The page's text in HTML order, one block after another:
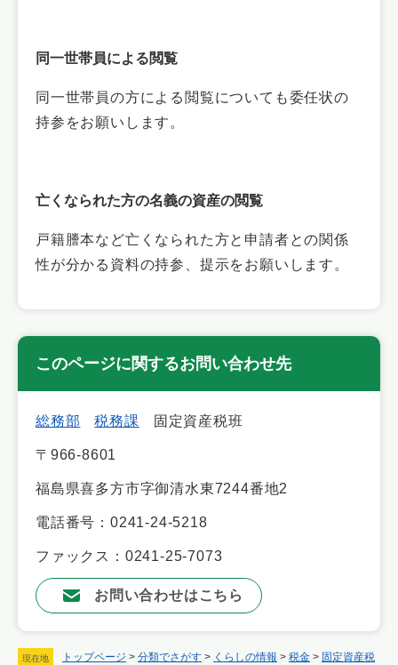
現在地 トップページ > 分類でさがす > くらしの情報 > 税金 > 固定資産税
同一世帯員による閲覧
同一世帯員の方による閲覧についても委任状の
持参をお願いします。
亡くなられた方の名義の資産の閲覧
戸籍謄本など亡くなられた方と申請者との関係
性が分かる資料の持参、提示をお願いします。
このページに関するお問い合わせ先
総務部 税務課 固定資産税班
〒966-8601
福島県喜多方市字御清水東7244番地2
電話番号：0241-24-5218
ファックス：0241-25-7073
お問い合わせはこちら